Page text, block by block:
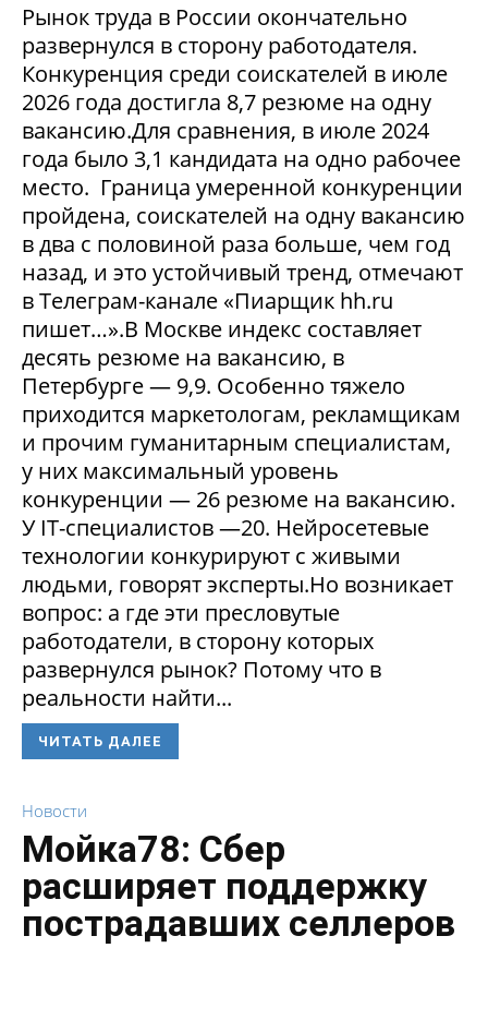
Рынок труда в России окончательно
развернулся в сторону работодателя.
Конкуренция среди соискателей в июле
2026 года достигла 8,7 резюме на одну
вакансию.Для сравнения, в июле 2024
года было 3,1 кандидата на одно рабочее
место. Граница умеренной конкуренции
пройдена, соискателей на одну вакансию
в два с половиной раза больше, чем год
назад, и это устойчивый тренд, отмечают
в Телеграм-канале «Пиарщик hh.ru
пишет…».В Москве индекс составляет
десять резюме на вакансию, в
Петербурге — 9,9. Особенно тяжело
приходится маркетологам, рекламщикам
и прочим гуманитарным специалистам,
у них максимальный уровень
конкуренции — 26 резюме на вакансию.
У IT-специалистов —20. Нейросетевые
технологии конкурируют с живыми
людьми, говорят эксперты.Но возникает
вопрос: а где эти пресловутые
работодатели, в сторону которых
развернулся рынок? Потому что в
реальности найти...
ЧИТАТЬ ДАЛЕЕ
Новости
Мойка78: Сбер
расширяет поддержку
пострадавших селлеров